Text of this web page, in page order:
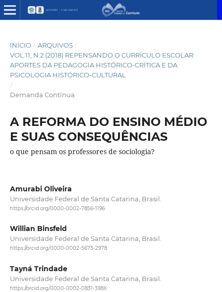
INÍCIO / ARQUIVOS /
VOL.11, N.2 (2018) REPENSANDO O CURRÍCULO ESCOLAR:
APORTES DA PEDAGOGIA HISTÓRICO-CRÍTICA E DA
PSICOLOGIA HISTÓRICO-CULTURAL
/
Demanda Contínua
A REFORMA DO ENSINO MÉDIO
E SUAS CONSEQUÊNCIAS
o que pensam os professores de sociologia?
Amurabi Oliveira
Universidade Federal de Santa Catarina, Brasil.
https://orcid.org/0000-0002-7856-1196
Willian Binsfeld
Universidade Federal de Santa Catarina, Brasil.
https://orcid.org/0000-0002-5673-2978
Tayná Trindade
Universidade Federal de Santa Catarina, Brasil.
https://orcid.org/0000-0002-0831-398X